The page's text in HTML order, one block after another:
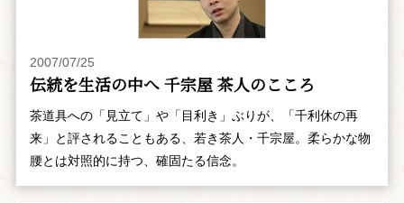
2007/07/25
伝統を生活の中へ 千宗屋 茶人のこころ
茶道具への「見立て」や「目利き」ぶりが、「千利休の再
来」と評されることもある、若き茶人・千宗屋。柔らかな物
腰とは対照的に持つ、確固たる信念。